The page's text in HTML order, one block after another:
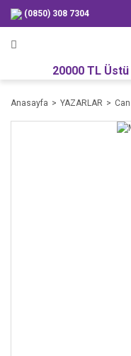
(0850) 308 7304
20000 TL Üstü
Anasayfa YAZARLAR